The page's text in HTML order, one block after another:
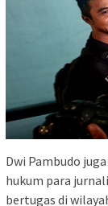
Dwi Pambudo
hukum para
bertugas di